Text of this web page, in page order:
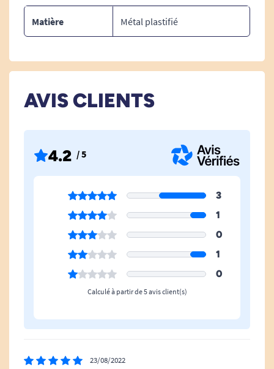
Matière Métal plastifié
AVIS CLIENTS
4.2 / 5
3
1
0
1
0
Calculé à partir de 5 avis client(s)
23/08/2022